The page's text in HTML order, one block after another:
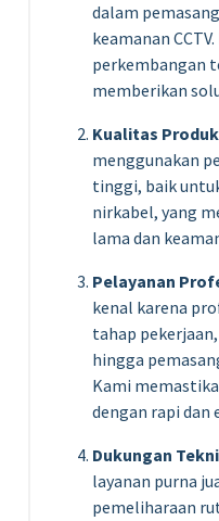
dalam
keamanan
perkembangan
memberikan
Kualitas
menggunakan
tinggi, baik
nirkabel, yang
lama dan
Pelayanan
kenal karena
tahap
hingga
Kami
dengan rapi dan
Dukungan
layanan purna
pemeliharaan